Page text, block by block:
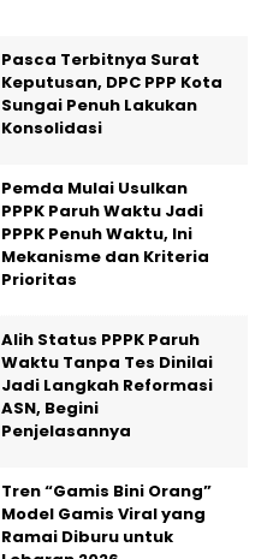
Pasca Terbitnya Surat
Keputusan, DPC PPP Kota
Sungai Penuh Lakukan
Konsolidasi
Pemda Mulai Usulkan
PPPK Paruh Waktu Jadi
PPPK Penuh Waktu, Ini
Mekanisme dan Kriteria
Prioritas
Alih Status PPPK Paruh
Waktu Tanpa Tes Dinilai
Jadi Langkah Reformasi
ASN, Begini
Penjelasannya
Tren “Gamis Bini Orang”
Model Gamis Viral yang
Ramai Diburu untuk